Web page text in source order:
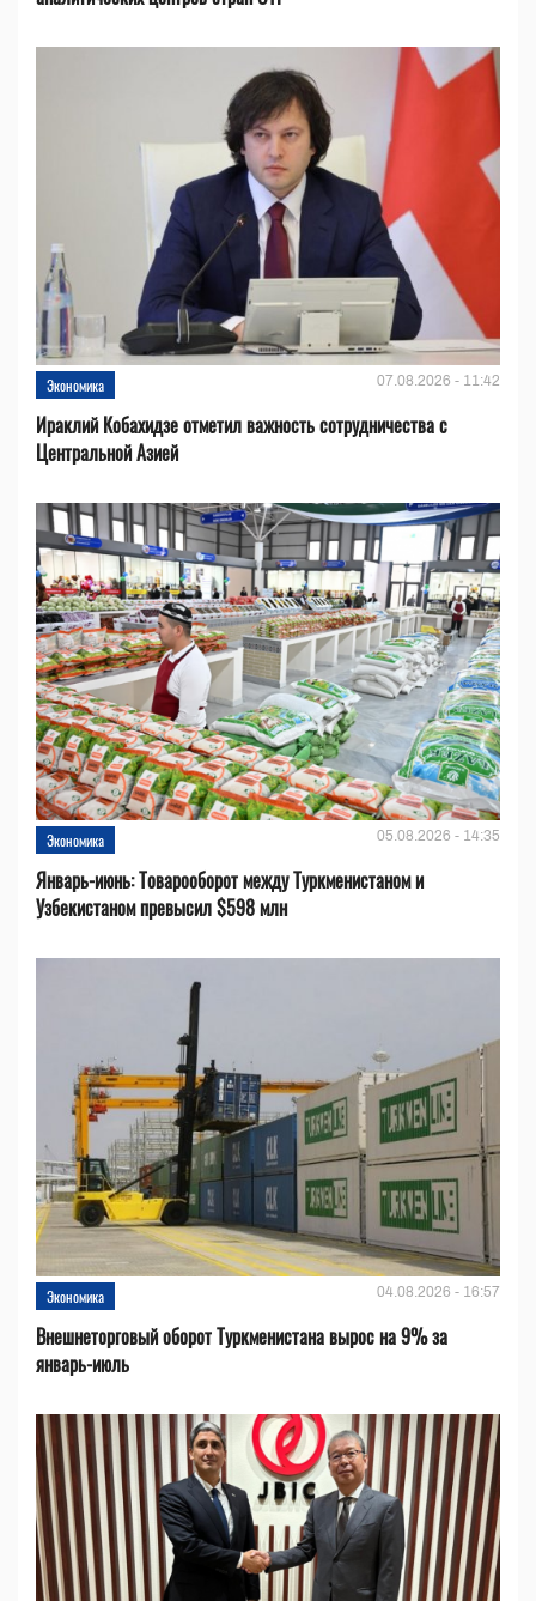
Экономика 07.08.2026 - 11:42
Ираклий Кобахидзе отметил важность сотрудничества с
Центральной Азией
Экономика 05.08.2026 - 14:35
Январь-июнь: Товарооборот между Туркменистаном и
Узбекистаном превысил $598 млн
Экономика 04.08.2026 - 16:57
Внешнеторговый оборот Туркменистана вырос на 9% за
январь-июль